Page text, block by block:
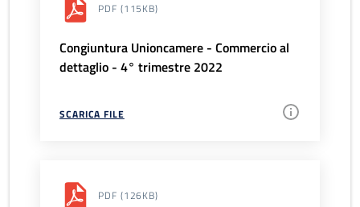
PDF (115KB)
Congiuntura Unioncamere - Commercio al
dettaglio - 4° trimestre 2022
SCARICA FILE
PDF (126KB)